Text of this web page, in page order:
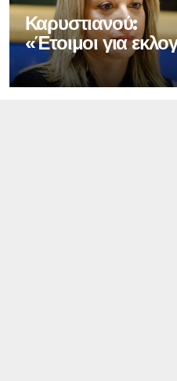
Καρυστιανού:
«Έτοιμοι για
όποτε κι αν γίνουν»